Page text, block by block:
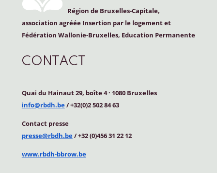
Région de Bruxelles-Capitale,
association agréée Insertion par le logement et
Fédération Wallonie-Bruxelles, Education Permanente
CONTACT
Quai du Hainaut 29, boîte 4· 1080 Bruxelles
info@rbdh.be/ +32(0)2 502 84 63
Contact presse
presse@rbdh.be/ +32 (0)456 31 22 12
www.rbdh-bbrow.be